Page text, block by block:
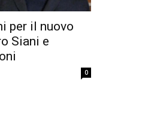
per il nuovo
Siani e
0